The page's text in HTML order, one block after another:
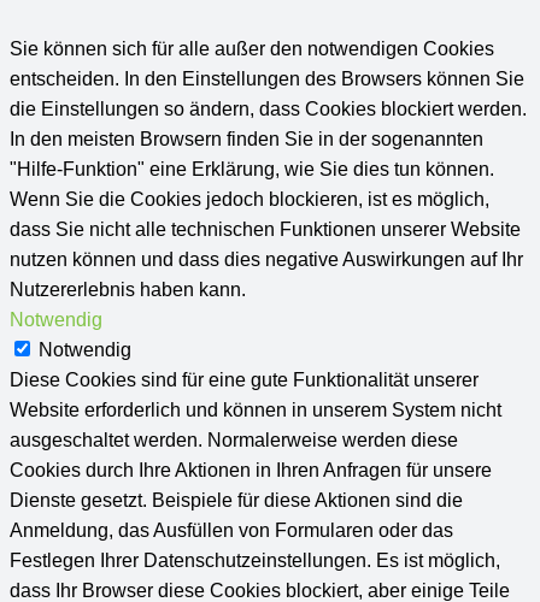
Sie können sich für alle außer den notwendigen Cookies
entscheiden. In den Einstellungen des Browsers können Sie
die Einstellungen so ändern, dass Cookies blockiert werden.
In den meisten Browsern finden Sie in der sogenannten
"Hilfe-Funktion" eine Erklärung, wie Sie dies tun können.
Wenn Sie die Cookies jedoch blockieren, ist es möglich,
dass Sie nicht alle technischen Funktionen unserer Website
nutzen können und dass dies negative Auswirkungen auf Ihr
Nutzererlebnis haben kann.
Notwendig
Notwendig
Diese Cookies sind für eine gute Funktionalität unserer
Website erforderlich und können in unserem System nicht
ausgeschaltet werden. Normalerweise werden diese
Cookies durch Ihre Aktionen in Ihren Anfragen für unsere
Dienste gesetzt. Beispiele für diese Aktionen sind die
Anmeldung, das Ausfüllen von Formularen oder das
Festlegen Ihrer Datenschutzeinstellungen. Es ist möglich,
dass Ihr Browser diese Cookies blockiert, aber einige Teile